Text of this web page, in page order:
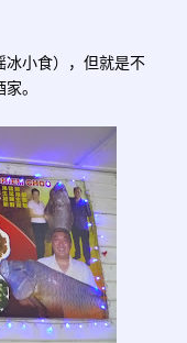
冰小食），但就是不
。